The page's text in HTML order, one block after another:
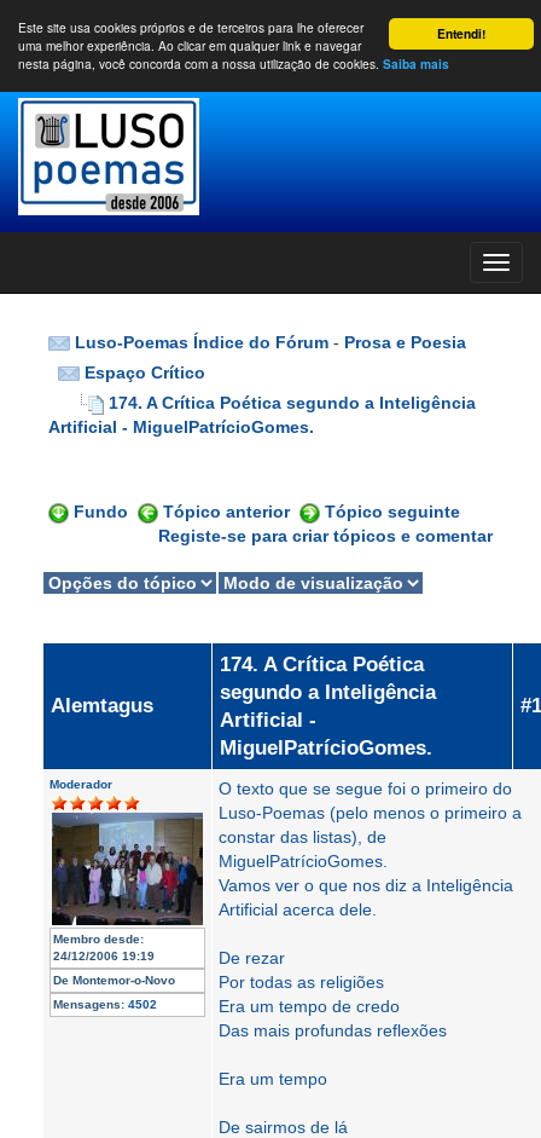
Entendi!
Este site usa cookies próprios e de terceiros para lhe oferecer
uma melhor experiência. Ao clicar em qualquer link e navegar
nesta página, você concorda com a nossa utilização de cookies. Saiba mais
Luso-Poemas Índice do Fórum - Prosa e Poesia
Espaço Crítico
174. A Crítica Poética segundo a Inteligência
Artificial - MiguelPatrícioGomes.
Fundo Tópico anterior
Tópico seguinte
Registe-se para criar tópicos e comentar
Alemtagus
174. A Crítica Poética
segundo a Inteligência
Artificial -
MiguelPatrícioGomes.
#1
Moderador
Membro desde:
24/12/2006 19:19
De Montemor-o-Novo
Mensagens: 4502
O texto que se segue foi o primeiro do
Luso-Poemas (pelo menos o primeiro a
constar das listas), de
MiguelPatrícioGomes.
Vamos ver o que nos diz a Inteligência
Artificial acerca dele.
De rezar
Por todas as religiões
Era um tempo de credo
Das mais profundas reflexões
Era um tempo
De sairmos de lá